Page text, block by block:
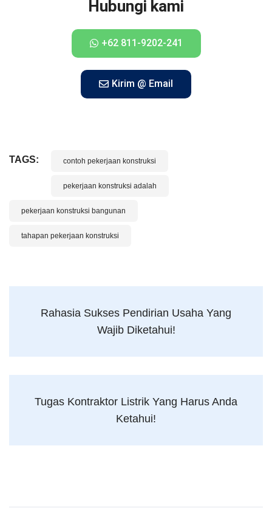
Hubungi kami
+62 811-9202-241
Kirim @ Email
TAGS: contoh pekerjaan konstruksi
pekerjaan konstruksi adalah
pekerjaan konstruksi bangunan
tahapan pekerjaan konstruksi
Rahasia Sukses Pendirian Usaha Yang
Wajib Diketahui!
Tugas Kontraktor Listrik Yang Harus Anda
Ketahui!